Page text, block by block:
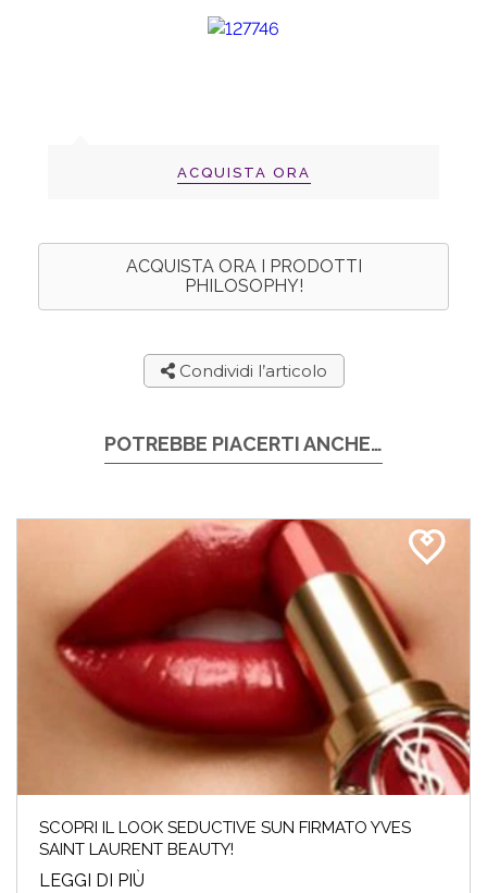
ACQUISTA ORA
ACQUISTA ORA I PRODOTTI
PHILOSOPHY!
Condividi l’articolo
POTREBBE PIACERTI ANCHE…
SCOPRI IL LOOK SEDUCTIVE SUN FIRMATO YVES
SAINT LAURENT BEAUTY!
LEGGI DI PIÙ